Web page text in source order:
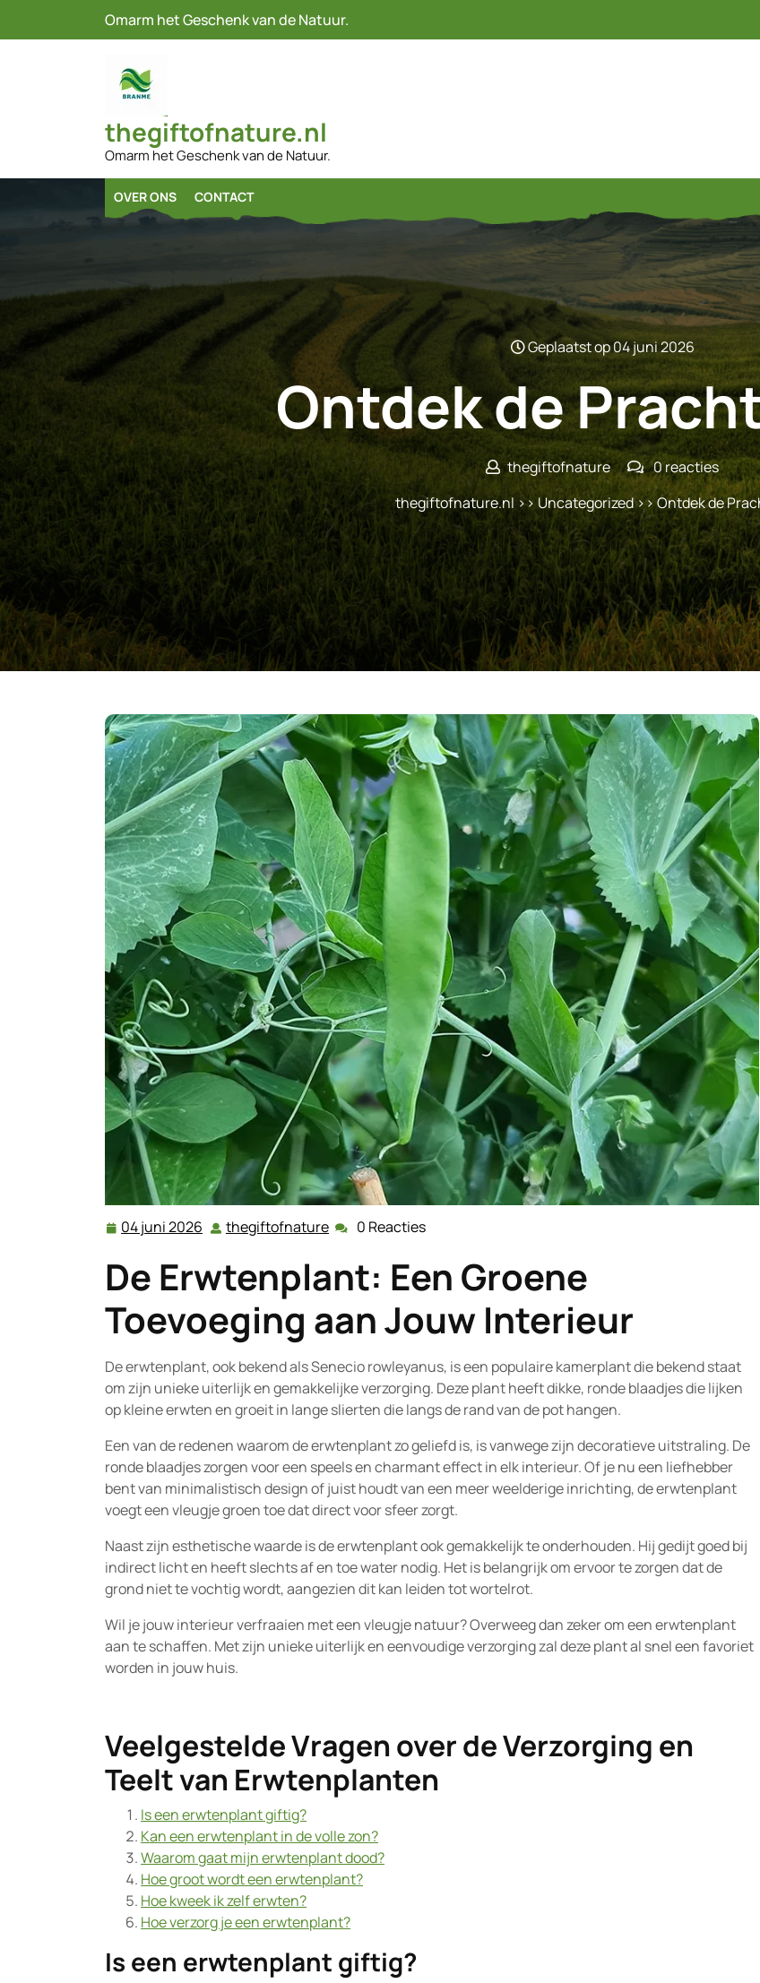
Omarm het Geschenk van de Natuur.
thegiftofnature.nl
Omarm het Geschenk van de Natuur.
OVER ONS CONTACT
Geplaatst op 04 juni 2026
Ontdek de
thegiftofnature
0 reacties
thegiftofnature.nl >> Uncategorized>> Ontdek de
04 juni 2026 04
2026
thegiftofnature thegiftofnature
0 Reacties
De Erwtenplant: Een Groene
Toevoeging aan Jouw Interieur
De erwtenplant, ook bekend als Senecio rowleyanus, is een populaire kamerplant die bekend staat
om zijn unieke uiterlijk en gemakkelijke verzorging. Deze plant heeft dikke, ronde blaadjes die lijken
op kleine erwten en groeit in lange slierten die langs de rand van de pot hangen.
Een van de redenen waarom de erwtenplant zo geliefd is, is vanwege zijn decoratieve uitstraling. De
ronde blaadjes zorgen voor een speels en charmant effect in elk interieur. Of je nu een liefhebber
bent van minimalistisch design of juist houdt van een meer weelderige inrichting, de erwtenplant
voegt een vleugje groen toe dat direct voor sfeer zorgt.
Naast zijn esthetische waarde is de erwtenplant ook gemakkelijk te onderhouden. Hij gedijt goed bij
indirect licht en heeft slechts af en toe water nodig. Het is belangrijk om ervoor te zorgen dat de
grond niet te vochtig wordt, aangezien dit kan leiden tot wortelrot.
Wil je jouw interieur verfraaien met een vleugje natuur? Overweeg dan zeker om een erwtenplant
aan te schaffen. Met zijn unieke uiterlijk en eenvoudige verzorging zal deze plant al snel een favoriet
worden in jouw huis.
Veelgestelde Vragen over de Verzorging en
Teelt van Erwtenplanten
Is een erwtenplant giftig?
Kan een erwtenplant in de volle zon?
Waarom gaat mijn erwtenplant dood?
Hoe groot wordt een erwtenplant?
Hoe kweek ik zelf erwten?
Hoe verzorg je een erwtenplant?
Is een erwtenplant giftig?